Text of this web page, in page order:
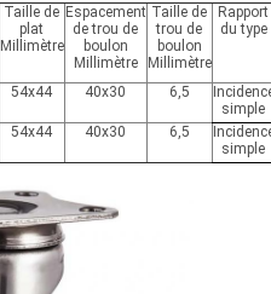
Taille de
plat
Millimètre
Espacement
de trou de
boulon
Millimètre
Taille de
trou de
boulon
Millimètre
Rapport
du type
54x44 40x30 6,5
simple
54x44 40x30 6,5
simple